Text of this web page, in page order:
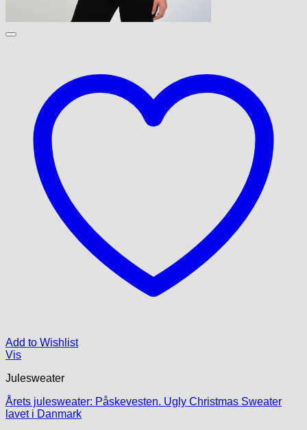
Add to Wishlist
Vis
Julesweater
Årets julesweater: Påskevesten. Ugly Christmas Sweater
lavet i Danmark